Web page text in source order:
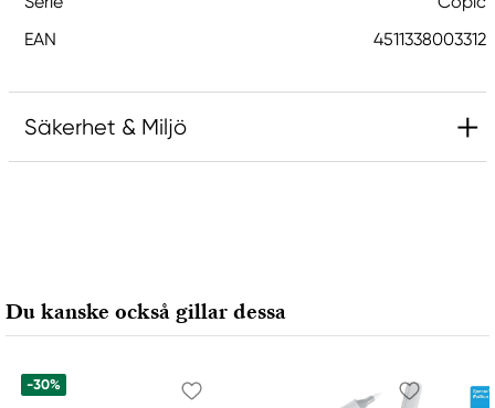
EAN
4511338003312
Säkerhet & Miljö
65205 Wiesbaden, Germany
export@holtz-gmbh.de
Du kanske också gillar dessa
-30%